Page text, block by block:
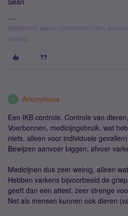
Alsjeblieft alleen privéberichten
vraagt.
A Anonymous
Een IKB controle. Controle van
Voerbonnen, medicijngebruik, wat
niets, alleen voor individuele
Bewijzen aanvoer biggen, afvoer
Medicijnen dus zeer weinig, alleen
Hebben varkens bijvoorbeeld de
geeft dan een attest, zeer strenge
Net als mensen kunnen ook dieren